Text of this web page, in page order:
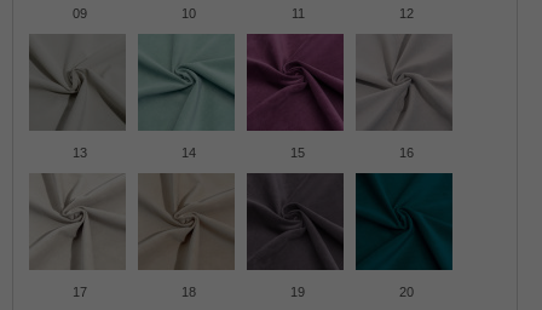
09 10 11 12
13 14 15 16
17 18 19 20